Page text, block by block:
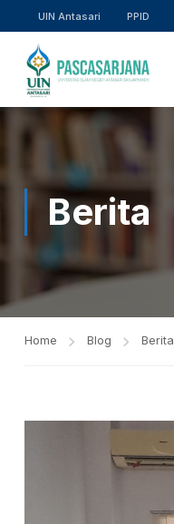
UIN Antasari PPID
Berita
Home Blog Berita